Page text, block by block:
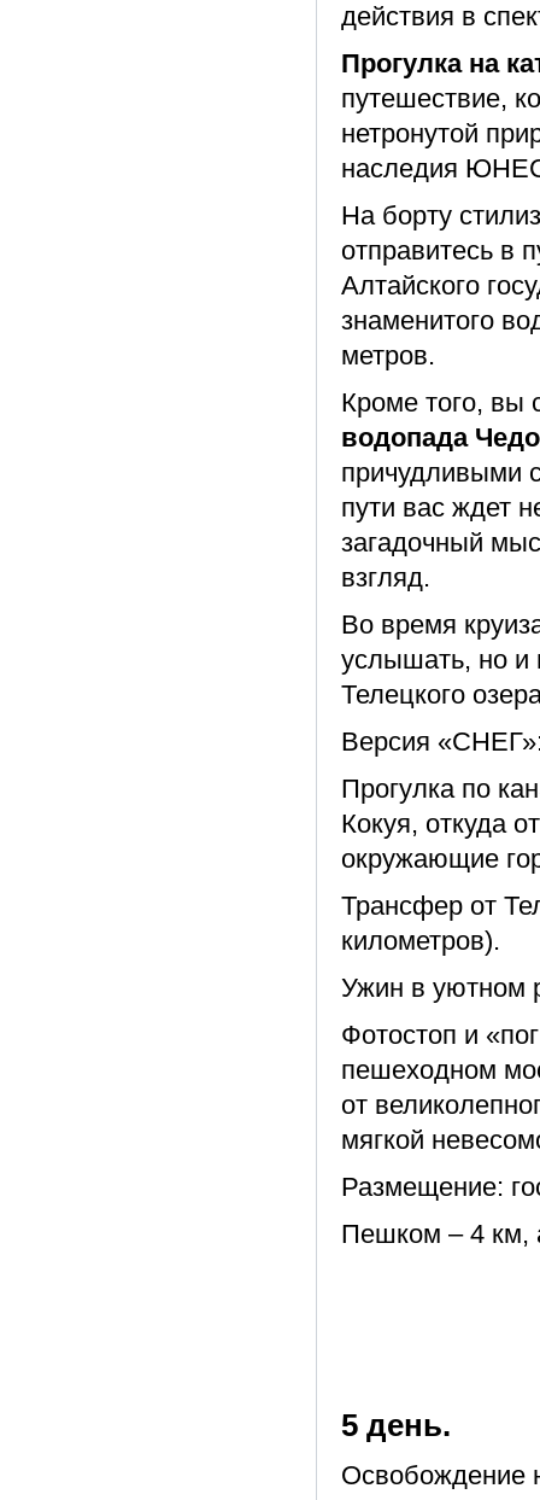
действия в
Прогулка на
путешествие,
нетронутой
наследия
На борту
отправитесь в
Алтайского
знаменитого
метров.
Кроме того, вы
водопада
причудливыми
пути вас ждет
загадочный
взгляд.
Во время
услышать, но и
Телецкого
Версия
Прогулка по
Кокуя, откуда
окружающие
Трансфер от
километров).
Ужин в уютном
Фотостоп и
пешеходном
от
мягкой
Размещение:
Пешком – 4 км,
5 день.
Освобождение